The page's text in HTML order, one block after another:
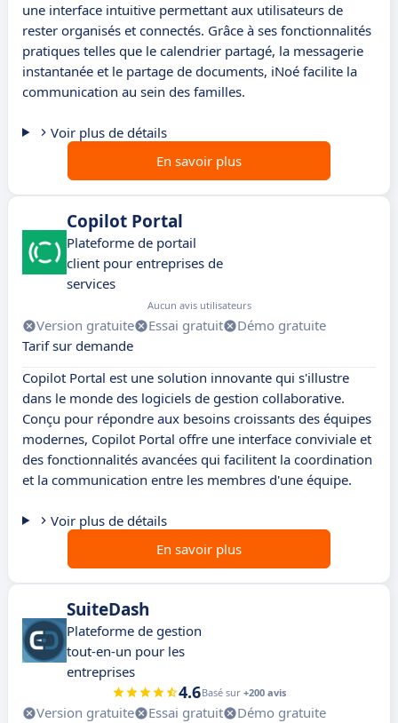
une interface intuitive permettant aux utilisateurs de
rester organisés et connectés. Grâce à ses fonctionnalités
pratiques telles que le calendrier partagé, la messagerie
instantanée et le partage de documents, iNoé facilite la
communication au sein des familles.
Voir plus de détails
En savoir plus
Copilot Portal
Plateforme de portail
client pour entreprises de
services
Aucun avis utilisateurs
Version gratuite Essai gratuit
Démo gratuite
Tarif sur demande
Copilot Portal est une solution innovante qui s'illustre
dans le monde des logiciels de gestion collaborative.
Conçu pour répondre aux besoins croissants des équipes
modernes, Copilot Portal offre une interface conviviale et
des fonctionnalités avancées qui facilitent la coordination
et la communication entre les membres d'une équipe.
Voir plus de détails
En savoir plus
SuiteDash
Plateforme de gestion
tout-en-un pour les
entreprises
4.6Basé sur +200 avis
Version gratuite Essai gratuit
Démo gratuite